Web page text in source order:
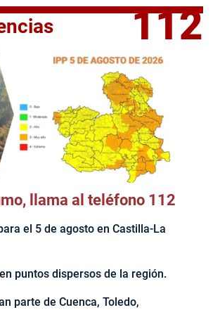
112
llama al teléfono 112
el 5 de agosto en Castilla-La
puntos dispersos de la región.
parte de Cuenca, Toledo,